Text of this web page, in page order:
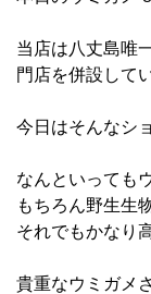
当店は八丈島唯
門店を併設して
今日はそんなシ
なんといっても
もちろん野生生
それでもかなり
貴重なウミガメ